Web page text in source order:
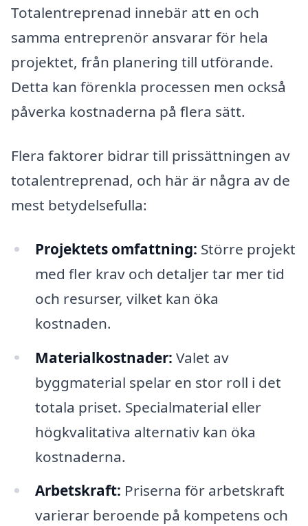
Totalentreprenad innebär att en och
samma entreprenör ansvarar för hela
projektet, från planering till utförande.
Detta kan förenkla processen men också
påverka kostnaderna på flera sätt.
Flera faktorer bidrar till prissättningen av
totalentreprenad, och här är några av de
mest betydelsefulla:
Projektets omfattning: Större projekt
med fler krav och detaljer tar mer tid
och resurser, vilket kan öka
kostnaden.
Materialkostnader: Valet av
byggmaterial spelar en stor roll i det
totala priset. Specialmaterial eller
högkvalitativa alternativ kan öka
kostnaderna.
Arbetskraft: Priserna för arbetskraft
varierar beroende på kompetens och